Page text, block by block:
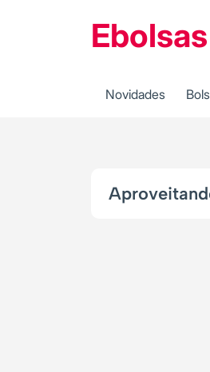
Ebolsas
Novidades